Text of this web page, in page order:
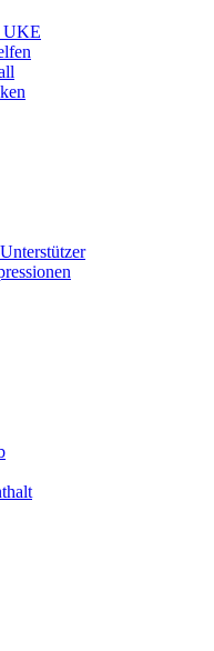
UKE